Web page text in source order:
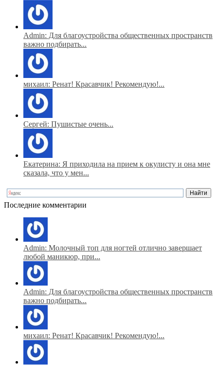
Admin: Для благоустройства общественных пространств
важно подбирать...
михаил: Ренат! Красавчик! Рекомендую!...
Сергей: Пушистые очень...
Екатерина: Я приходила на прием к окулисту и она мне
сказала, что у мен...
Последние комментарии
Admin: Молочный топ для ногтей отлично завершает
любой маникюр, при...
Admin: Для благоустройства общественных пространств
важно подбирать...
михаил: Ренат! Красавчик! Рекомендую!...